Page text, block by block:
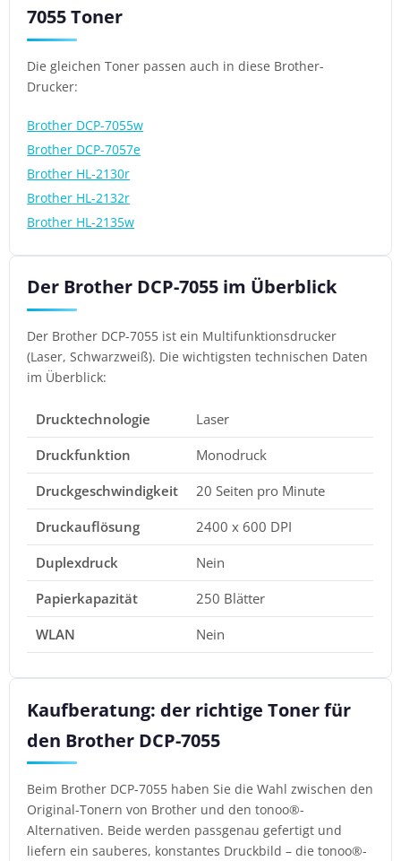
7055 Toner
Die gleichen Toner passen auch in diese Brother-
Drucker:
Brother DCP-7055w
Brother DCP-7057e
Brother HL-2130r
Brother HL-2132r
Brother HL-2135w
Der Brother DCP-7055 im Überblick
Der Brother DCP-7055 ist ein Multifunktionsdrucker
(Laser, Schwarzweiß). Die wichtigsten technischen Daten
im Überblick:
Drucktechnologie
Laser
Druckfunktion
Monodruck
Druckgeschwindigkeit
20 Seiten pro Minute
Druckauflösung
2400 x 600 DPI
Duplexdruck
Nein
Papierkapazität
250 Blätter
WLAN
Nein
Kaufberatung: der richtige Toner für
den Brother DCP-7055
Beim Brother DCP-7055 haben Sie die Wahl zwischen den
Original-Tonern von Brother und den tonoo®-
Alternativen. Beide werden passgenau gefertigt und
liefern ein sauberes, konstantes Druckbild – die tonoo®-